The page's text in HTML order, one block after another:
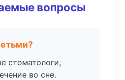
вопросы
стоматологи,
во сне.